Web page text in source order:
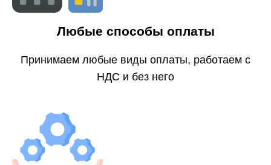
Любые способы оплаты
Принимаем любые виды оплаты, работаем с
НДС и без него